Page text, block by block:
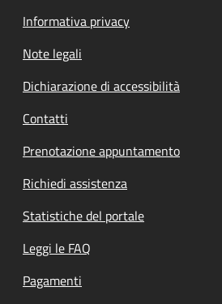
Informativa privacy
Note legali
Dichiarazione di accessibilità
Contatti
Prenotazione appuntamento
Richiedi assistenza
Statistiche del portale
Leggi le FAQ
Pagamenti